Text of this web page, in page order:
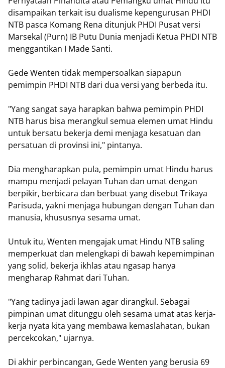
disampaikan terkait isu dualisme kepengurusan PHDI
NTB pasca Komang Rena ditunjuk PHDI Pusat versi
Marsekal (Purn) IB Putu Dunia menjadi Ketua PHDI NTB
menggantikan I Made Santi.
Gede Wenten tidak mempersoalkan siapapun
pemimpin PHDI NTB dari dua versi yang berbeda itu.
"Yang sangat saya harapkan bahwa pemimpin PHDI
NTB harus bisa merangkul semua elemen umat Hindu
untuk bersatu bekerja demi menjaga kesatuan dan
persatuan di provinsi ini," pintanya.
Dia mengharapkan pula, pemimpin umat Hindu harus
mampu menjadi pelayan Tuhan dan umat dengan
berpikir, berbicara dan berbuat yang disebut Trikaya
Parisuda, yakni menjaga hubungan dengan Tuhan dan
manusia, khususnya sesama umat.
Untuk itu, Wenten mengajak umat Hindu NTB saling
memperkuat dan melengkapi di bawah kepemimpinan
yang solid, bekerja ikhlas atau ngasap hanya
mengharap Rahmat dari Tuhan.
"Yang tadinya jadi lawan agar dirangkul. Sebagai
pimpinan umat ditunggu oleh sesama umat atas kerja-
kerja nyata kita yang membawa kemaslahatan, bukan
percekcokan," ujarnya.
Di akhir perbincangan, Gede Wenten yang berusia 69